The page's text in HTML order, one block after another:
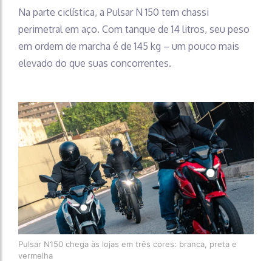
Na parte ciclística, a Pulsar N 150 tem chassi
perimetral em aço. Com tanque de 14 litros, seu peso
em ordem de marcha é de 145 kg – um pouco mais
elevado do que suas concorrentes.
Pulsar N150 chega às lojas em três cores: branca, preta e
vermelha